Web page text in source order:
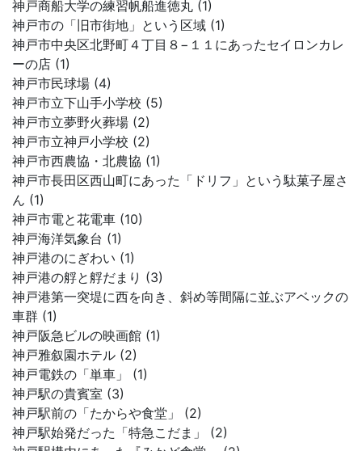
神戸商船大学の練習帆船進徳丸 (1)
神戸市の「旧市街地」という区域 (1)
神戸市中央区北野町４丁目８−１１にあったセイロンカレ
ーの店 (1)
神戸市民球場 (4)
神戸市立下山手小学校 (5)
神戸市立夢野火葬場 (2)
神戸市立神戸小学校 (2)
神戸市西農協・北農協 (1)
神戸市長田区西山町にあった「ドリフ」という駄菓子屋さ
ん (1)
神戸市電と花電車 (10)
神戸海洋気象台 (1)
神戸港のにぎわい (1)
神戸港の艀と艀だまり (3)
神戸港第一突堤に西を向き、斜め等間隔に並ぶアベックの
車群 (1)
神戸阪急ビルの映画館 (1)
神戸雅叙園ホテル (2)
神戸電鉄の「単車」 (1)
神戸駅の貴賓室 (3)
神戸駅前の「たからや食堂」 (2)
神戸駅始発だった「特急こだま」 (2)